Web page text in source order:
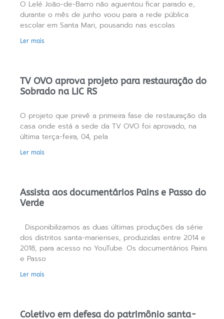
O Lelé João-de-Barro não aguentou ficar parado e,
durante o mês de junho voou para a rede pública
escolar em Santa Mari, pousando nas escolas
Ler mais
TV OVO aprova projeto para restauração do
Sobrado na LIC RS
O projeto que prevê a primeira fase de restauração da
casa onde está a sede da TV OVO foi aprovado, na
última terça-feira, 04, pela
Ler mais
Assista aos documentários Pains e Passo do
Verde
Disponibilizamos as duas últimas produções da série
dos distritos santa-marienses, produzidas entre 2014 e
2018, para acesso no YouTube. Os documentários Pains
e Passo
Ler mais
Coletivo em defesa do patrimônio santa-